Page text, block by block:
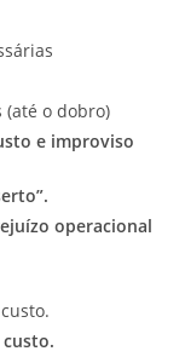
(até o dobro)
e improviso
operacional